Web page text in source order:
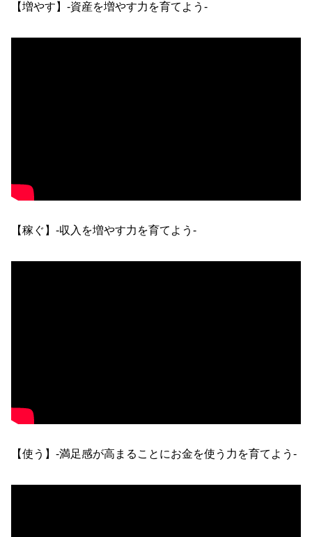
【増やす】-資産を増やす力を育てよう-
【稼ぐ】-収入を増やす力を育てよう-
【使う】-満足感が高まることにお金を使う力を育てよう-